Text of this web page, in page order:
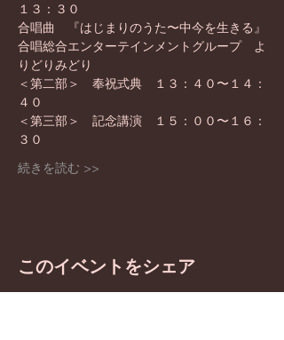
１３：３０
合唱曲　『はじまりのうた〜中今を生きる』
合唱総合エンターテインメントグループ　よ
りどりみどり
＜第二部＞　奉祝式典　１３：４０〜１４：
４０
＜第三部＞　記念講演　１５：００〜１６：
３０
続きを読む >>
このイベントをシェア